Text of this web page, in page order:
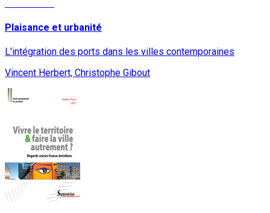
Plaisance et urbanité
L'intégration des ports dans les villes contemporaines
Vincent Herbert, Christophe Gibout